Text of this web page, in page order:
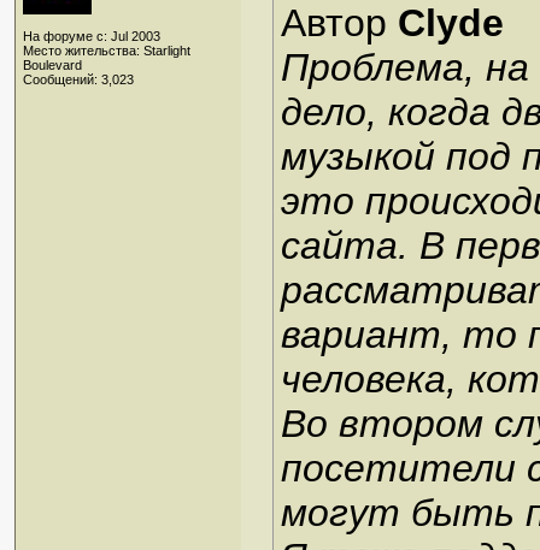
На форуме с: Jul 2003
Место жительства: Starlight
Boulevard
Сообщений: 3,023
Автор Clyde
Проблема,
дело, когда
музыкой под
это
сайта. В
вариант, то
человека,
Во втором
посетители
могут быть